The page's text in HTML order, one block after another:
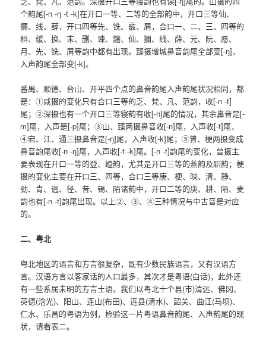
个韵尾[-n -ŋ -t -k]在开口一等、二等的全部韵中，开口三等仙、
獮、线、薛，开口四等先、铣、霰、屑，合口一、二、三、四等的
桓、缓、换、末、删、谏、鎋、仙、獮、线、薛、元、阮、愿、
月、先、铣、屑等韵中都有出现。臻摄增城鼻音韵尾全部变[-ŋ]，
入声韵尾全部变[-k]。
番禺、顺德、台山、开平四个点的鼻音韵尾入声韵尾状况相同，都
是：①咸摄的变化只有合口三等的乏、梵、凡、范韵，收[-n -t]
尾；②深摄也有一个开口三等寝韵有收[-n]尾的情况，其余鼻音是[-
m]尾，入声是[-p]尾；③山、臻两摄鼻音收[-n]尾，入声收[-t]尾，
④宕、江、通三摄鼻音是[-ŋ]尾，入声收[-k]尾；⑤曾、梗两摄变成
鼻音韵尾收[-n -ŋ]尾，入声收[-t -k]尾。[-n -t]韵尾的变化，曾摄主
要表现在开口一等的登、嶝韵，尤其是开口三等的蒸韵及职韵；梗
摄的变化主要在开口三、四等，合口三等庚、梗、映、清、静、
劲、青、迥、径、昔、锡、陌诸韵中，开口二等的庚、耕、陌、麦
韵也有[-n -t]韵尾出现。以上②、③、④三种情况与中古音是对应
的。
二、粤北
粤北地区的语言和方言很复杂，既有少数民族语言，又有汉语方
言。汉语方言以客家话的人口最多，其次才是粤语(白话)，此外还
有一些系属未明的方言土语。我们以粤北十个县(市)清远、佛冈、
英德(浛光)、阳山、连山(布田)、连县(清水)、韶关、曲江(马坝)、
仁水、乐昌的粤语为例，检验这一片粤语鼻音韵尾、入声韵尾的现
状，请看表二。